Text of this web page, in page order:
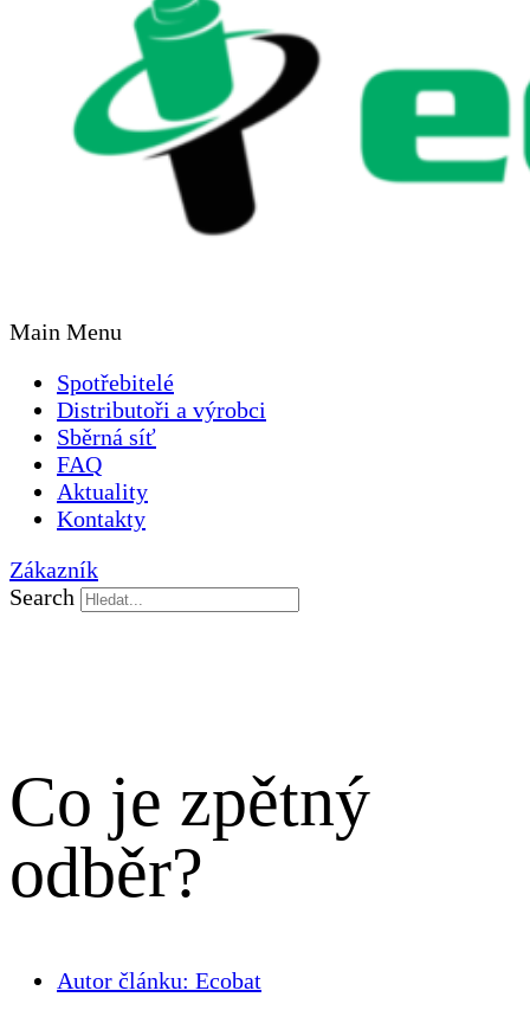
Main Menu
Spotřebitelé
Distributoři a výrobci
Sběrná síť
FAQ
Aktuality
Kontakty
Zákazník
Search
Co je zpětný
odběr?
Autor článku: Ecobat